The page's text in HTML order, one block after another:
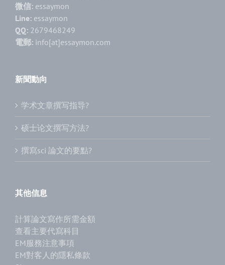
微信: essaymon
Line: essaymon
QQ: 2679468249
電郵: info[at]essaymon.com
新聞動向
学术文章撰写指导?
硕士论文撰写方法?
撰寫sci 論文的要點?
其他信息
計算論文寫作所需金額
查看主要代寫科目
EM服務注意事項
EM對客人的隱私條款